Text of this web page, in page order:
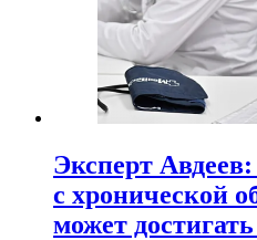
Эксперт
с хронической
может